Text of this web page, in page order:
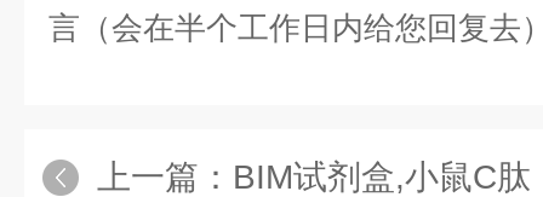
言（会在半个工作日内给您回复去
上一篇： BIM试剂盒,小鼠C肽（C-